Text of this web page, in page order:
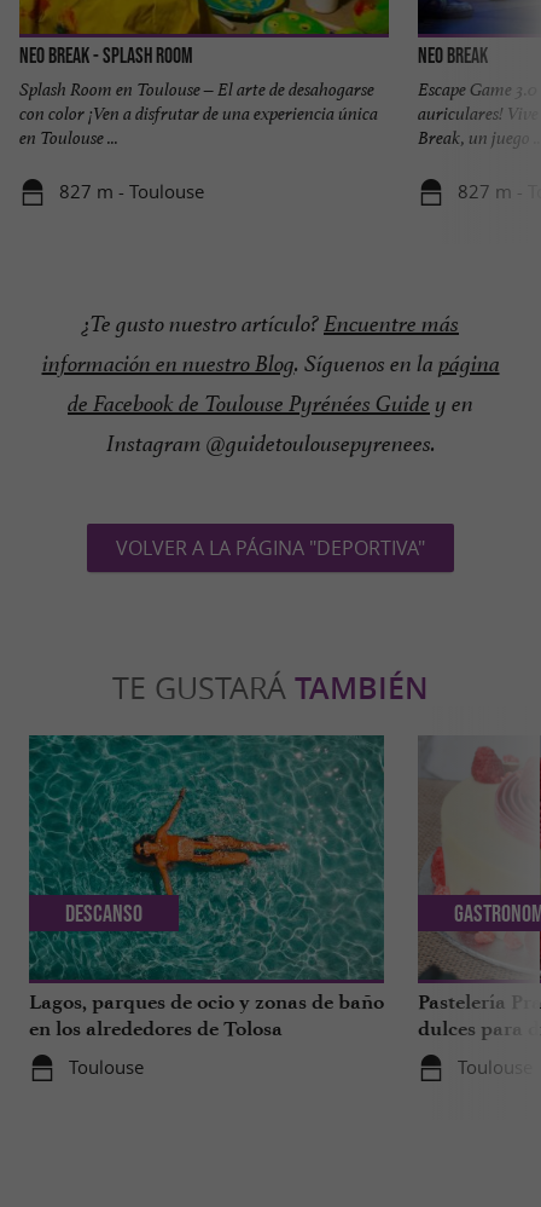
Neo Break - Splash Room
Splash Room en Toulouse – El arte de desahogarse
con color ¡Ven a disfrutar de una experiencia única
en Toulouse ...
827 m - Toulouse
Neo Break
Escape Game
auriculares!
Break, un juego
827 m -
¿Te gusto nuestro artículo?Encuentre más
información en nuestro Blog. Síguenos en la página
de Facebook de Toulouse Pyrénées Guide y en
Instagram @guidetoulousepyrenees.
VOLVER A LA PÁGINA "DEPORTIVA"
TE GUSTARÁ TAMBIÉN
Lagos, parques de ocio y zonas de baño
en los alrededores de Tolosa
Toulouse
Descanso
Pastelería
dulces para
a 1 hora de
Toulouse